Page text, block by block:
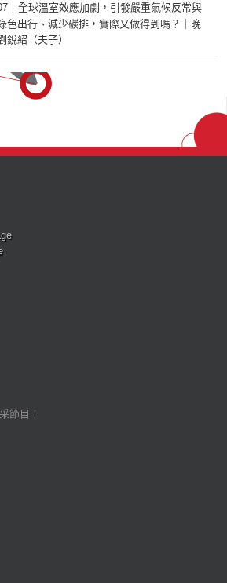
｜全球溫室效應加劇，引發嚴重氣候反常與
色出行、減少碳排，實際又做得到嗎？｜晚
銳紹（夫子）
節目！